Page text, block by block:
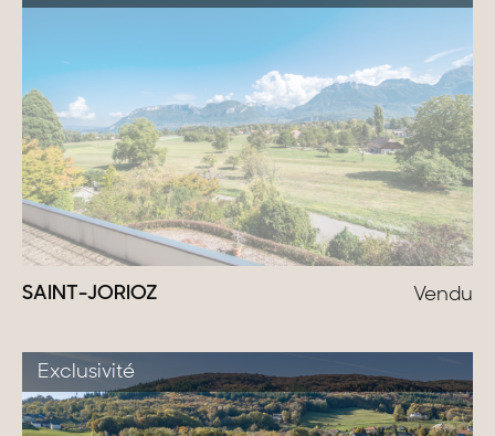
SAINT-JORIOZ Vendu
Exclusivité